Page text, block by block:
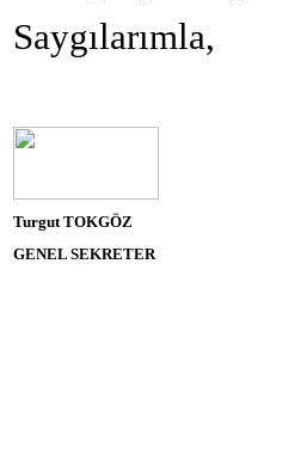
Saygılarımla,
Turgut TOKGÖZ
GENEL SEKRETER